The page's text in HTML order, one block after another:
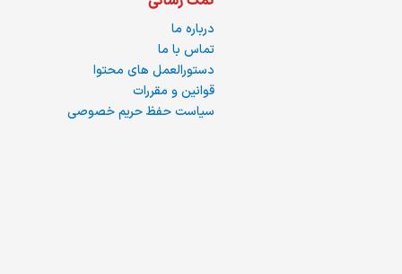
درباره ما
تماس با ما
دستورالعمل های محتوا
قوانین و مقررات
سیاست حفظ حریم خصوصی